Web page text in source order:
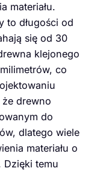
materiału.
to długości od
się od 30
klejonego
co
drewno
do
dlatego wiele
materiału o
Dzięki temu